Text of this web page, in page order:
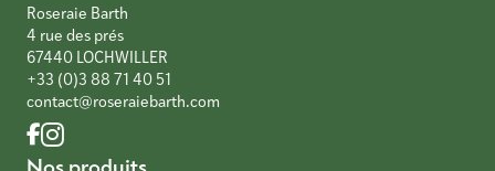
Roseraie Barth
4 rue des prés
67440 LOCHWILLER
+33 (0)3 88 71 40 51
contact@roseraiebarth.com
Nos produits